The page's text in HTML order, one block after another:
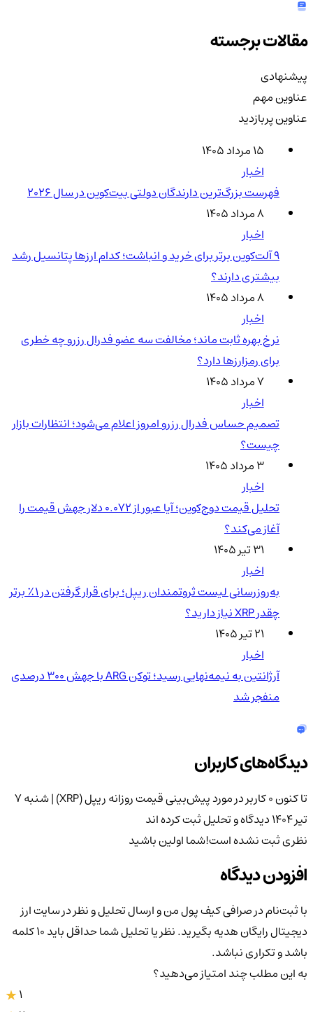
مقالات برجسته
پیشنهادی
عناوین مهم
عناوین پربازدید
۱۵ مرداد ۱۴۰۵
اخبار
فهرست بزرگ‌ترین دارندگان دولتی بیت‌کوین در سال 2026
۸ مرداد ۱۴۰۵
اخبار
۹ آلت‌کوین برتر برای خرید و انباشت؛ کدام ارزها پتانسیل رشد
بیشتری دارند؟
۸ مرداد ۱۴۰۵
اخبار
نرخ بهره ثابت ماند؛ مخالفت سه عضو فدرال رزرو چه خطری
برای رمزارزها دارد؟
۷ مرداد ۱۴۰۵
اخبار
تصمیم حساس فدرال رزرو امروز اعلام می‌شود؛ انتظارات بازار
چیست؟
۳ مرداد ۱۴۰۵
اخبار
تحلیل قیمت دوج‌کوین؛ آیا عبور از ۰.۰۷۲ دلار جهش قیمت را
آغاز می‌کند؟
۳۱ تیر ۱۴۰۵
اخبار
به‌روزرسانی لیست ثروتمندان ریپل؛ برای قرار گرفتن در ۱٪ برتر
چقدر XRP نیاز دارید؟
۲۱ تیر ۱۴۰۵
اخبار
آرژانتین به نیمه‌نهایی رسید؛ توکن ARG با جهش ۳۰۰ درصدی
منفجر شد
دیدگاه‌های کاربران
تا کنون 0 کاربر در مورد
پیش‌بینی قیمت روزانه ریپل (XRP) | شنبه ۷
تیر ۱۴۰۴
دیدگاه و تحلیل ثبت کرده اند
نظری ثبت نشده است!شما اولین باشید
افزودن دیدگاه
با ثبت‌نام در صرافی کیف پول من و ارسال تحلیل و نظر در سایت ارز
دیجیتال رایگان هدیه بگیرید. نظر یا تحلیل شما حداقل باید ۱۰ کلمه
باشد و تکراری نباشد.
به این مطلب چند امتیاز می‌دهید؟